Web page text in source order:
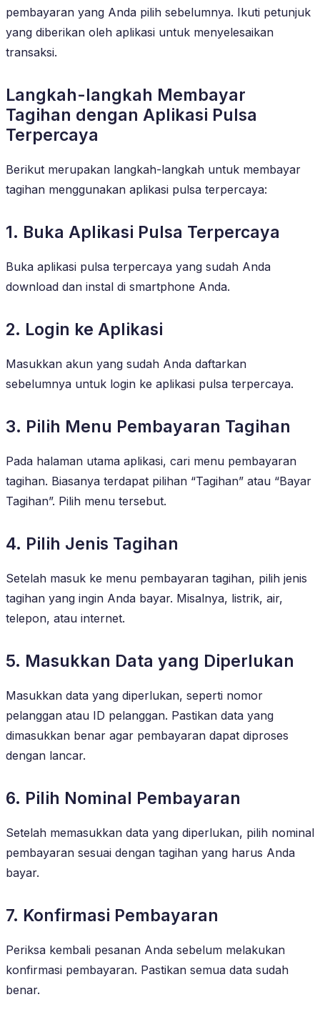
pembayaran yang Anda pilih sebelumnya. Ikuti petunjuk
yang diberikan oleh aplikasi untuk menyelesaikan
transaksi.
Langkah-langkah Membayar
Tagihan dengan Aplikasi Pulsa
Terpercaya
Berikut merupakan langkah-langkah untuk membayar
tagihan menggunakan aplikasi pulsa terpercaya:
1. Buka Aplikasi Pulsa Terpercaya
Buka aplikasi pulsa terpercaya yang sudah Anda
download dan instal di smartphone Anda.
2. Login ke Aplikasi
Masukkan akun yang sudah Anda daftarkan
sebelumnya untuk login ke aplikasi pulsa terpercaya.
3. Pilih Menu Pembayaran Tagihan
Pada halaman utama aplikasi, cari menu pembayaran
tagihan. Biasanya terdapat pilihan “Tagihan” atau “Bayar
Tagihan”. Pilih menu tersebut.
4. Pilih Jenis Tagihan
Setelah masuk ke menu pembayaran tagihan, pilih jenis
tagihan yang ingin Anda bayar. Misalnya, listrik, air,
telepon, atau internet.
5. Masukkan Data yang Diperlukan
Masukkan data yang diperlukan, seperti nomor
pelanggan atau ID pelanggan. Pastikan data yang
dimasukkan benar agar pembayaran dapat diproses
dengan lancar.
6. Pilih Nominal Pembayaran
Setelah memasukkan data yang diperlukan, pilih nominal
pembayaran sesuai dengan tagihan yang harus Anda
bayar.
7. Konfirmasi Pembayaran
Periksa kembali pesanan Anda sebelum melakukan
konfirmasi pembayaran. Pastikan semua data sudah
benar.